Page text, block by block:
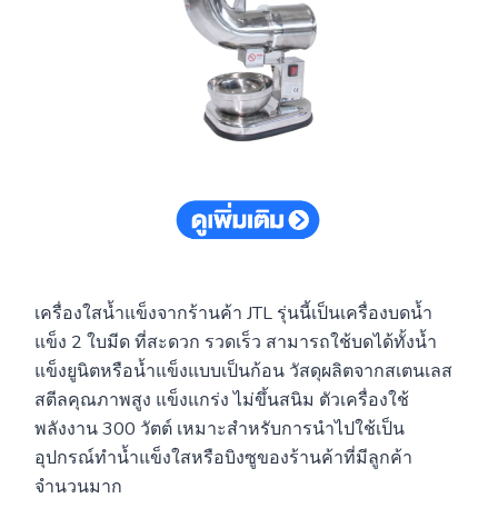
เครื่องใสน้ำแข็งจากร้านค้า JTL รุ่นนี้เป็นเครื่องบดน้ำ
แข็ง 2 ใบมีด ที่สะดวก รวดเร็ว สามารถใช้บดได้ทั้งน้ำ
แข็งยูนิตหรือน้ำแข็งแบบเป็นก้อน วัสดุผลิตจากสเตนเลส
สตีลคุณภาพสูง แข็งแกร่ง ไม่ขึ้นสนิม ตัวเครื่องใช้
พลังงาน 300 วัตต์ เหมาะสำหรับการนำไปใช้เป็น
อุปกรณ์ทำน้ำแข็งใสหรือบิงซูของร้านค้าที่มีลูกค้า
จำนวนมาก